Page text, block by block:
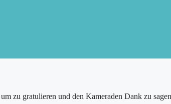
zu gratulieren und den Kameraden Dank zu